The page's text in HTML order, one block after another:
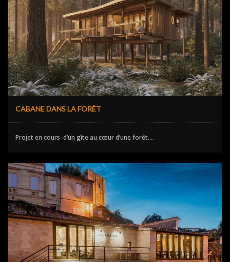
CABANE DANS LA FORÊT
Projet en cours d’un gîte au cœur d’une forêt....